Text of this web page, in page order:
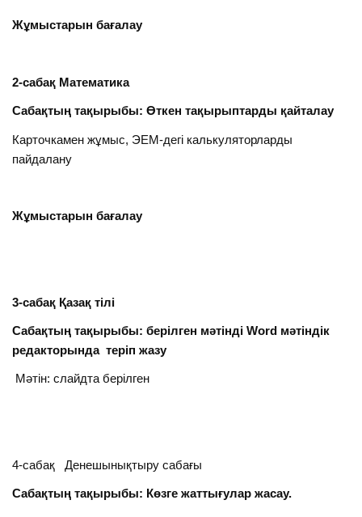
Жұмыстарын бағалау
2-сабақ Математика
Сабақтың тақырыбы: Өткен тақырыптарды қайталау
Карточкамен жұмыс, ЭЕМ-дегі калькуляторларды
пайдалану
Жұмыстарын бағалау
3-сабақ Қазақ тілі
Сабақтың тақырыбы: берілген мәтінді Word мәтіндік
редакторында теріп жазу
Мәтін: слайдта берілген
4-сабақ Денешынықтыру сабағы
Сабақтың тақырыбы: Көзге жаттығулар жасау.